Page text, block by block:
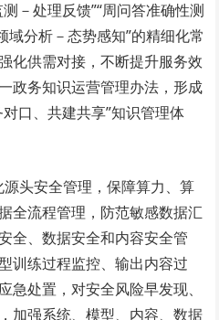
－处理反馈”“周问答准确性测
域分析－态势感知”的精细化常
化供需对接，不断提升服务效
政务知识运营管理办法，形成
口、共建共享”知识管理体
源头安全管理，保障算力、算
全流程管理，防范敏感数据汇
全、数据安全和内容安全管
训练过程监控、输出内容过
急处置，对安全风险早发现、
加强系统、模型、内容、数据